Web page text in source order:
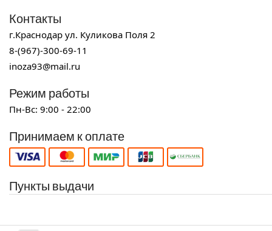
Контакты
г.Краснодар ул. Куликова Поля 2
8-(967)-300-69-11
inoza93@mail.ru
Режим работы
Пн-Вс: 9:00 - 22:00
Принимаем к оплате
Пункты выдачи